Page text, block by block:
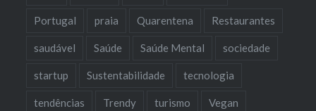
Portugal praia Quarentena Restaurantes
saudável Saúde Saúde Mental sociedade
startup Sustentabilidade tecnologia
tendências Trendy turismo Vegan